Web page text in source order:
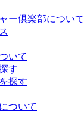
ー倶楽部について
いて
す
探す
ついて